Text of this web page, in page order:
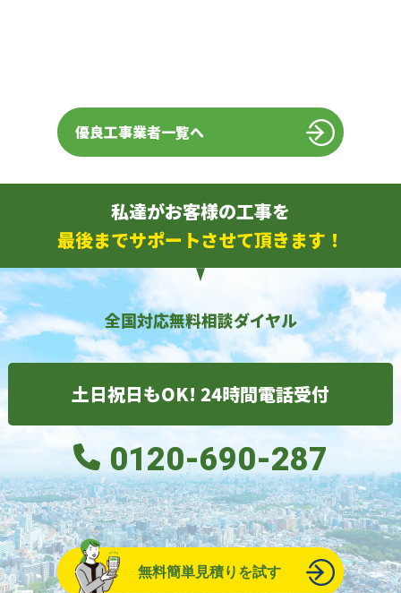
優良工事業者一覧へ
私達がお客様の工事を
最後までサポートさせて頂きます！
全国対応無料相談ダイヤル
土日祝日もOK! 24時間電話受付
0120-690-287
無料簡単見積りを試す